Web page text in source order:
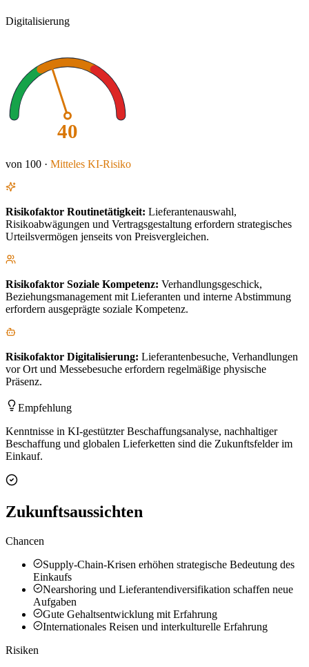
Digitalisierung
40
von 100 · Mitteles KI-Risiko
Risikofaktor Routinetätigkeit: Lieferantenauswahl,
Risikoabwägungen und Vertragsgestaltung erfordern strategisches
Urteilsvermögen jenseits von Preisvergleichen.
Risikofaktor Soziale Kompetenz: Verhandlungsgeschick,
Beziehungsmanagement mit Lieferanten und interne Abstimmung
erfordern ausgeprägte soziale Kompetenz.
Risikofaktor Digitalisierung: Lieferantenbesuche, Verhandlungen
vor Ort und Messebesuche erfordern regelmäßige physische
Präsenz.
Empfehlung
Kenntnisse in KI-gestützter Beschaffungsanalyse, nachhaltiger
Beschaffung und globalen Lieferketten sind die Zukunftsfelder im
Einkauf.
Zukunftsaussichten
Chancen
Supply-Chain-Krisen erhöhen strategische Bedeutung des
Einkaufs
Nearshoring und Lieferantendiversifikation schaffen neue
Aufgaben
Gute Gehaltsentwicklung mit Erfahrung
Internationales Reisen und interkulturelle Erfahrung
Risiken